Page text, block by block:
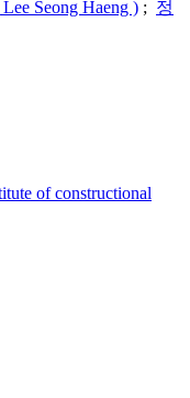
Seong Haeng ) ; 정
of constructional